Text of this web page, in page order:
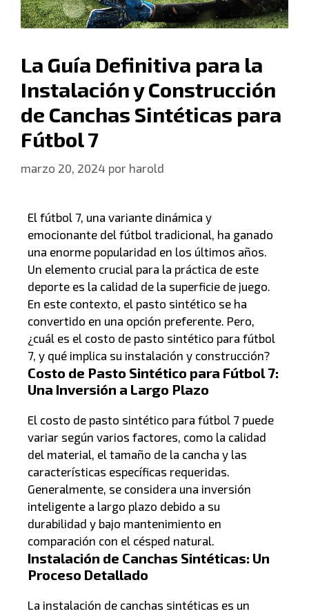
La Guía Definitiva para la
Instalación y Construcción
de Canchas Sintéticas para
Fútbol 7
marzo 20, 2024 por harold
El fútbol 7, una variante dinámica y
emocionante del fútbol tradicional, ha ganado
una enorme popularidad en los últimos años.
Un elemento crucial para la práctica de este
deporte es la calidad de la superficie de juego.
En este contexto, el pasto sintético se ha
convertido en una opción preferente. Pero,
¿cuál es el costo de pasto sintético para fútbol
7, y qué implica su instalación y construcción?
Costo de Pasto Sintético para Fútbol 7:
Una Inversión a Largo Plazo
El costo de pasto sintético para fútbol 7 puede
variar según varios factores, como la calidad
del material, el tamaño de la cancha y las
características específicas requeridas.
Generalmente, se considera una inversión
inteligente a largo plazo debido a su
durabilidad y bajo mantenimiento en
comparación con el césped natural.
Instalación de Canchas Sintéticas: Un
Proceso Detallado
La instalación de canchas sintéticas es un